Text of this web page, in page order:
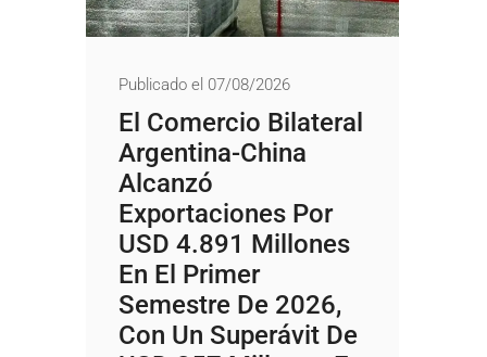
Publicado el 07/08/2026
El Comercio Bilateral
Argentina-China
Alcanzó
Exportaciones Por
USD 4.891 Millones
En El Primer
Semestre De 2026,
Con Un Superávit De